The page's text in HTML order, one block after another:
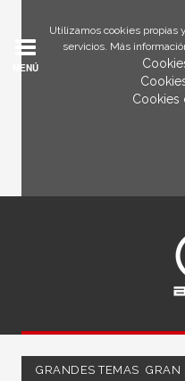
Utilizamos cookies propias
servicios. Más
Cookies
MENÚ
GRANDES TEMAS 